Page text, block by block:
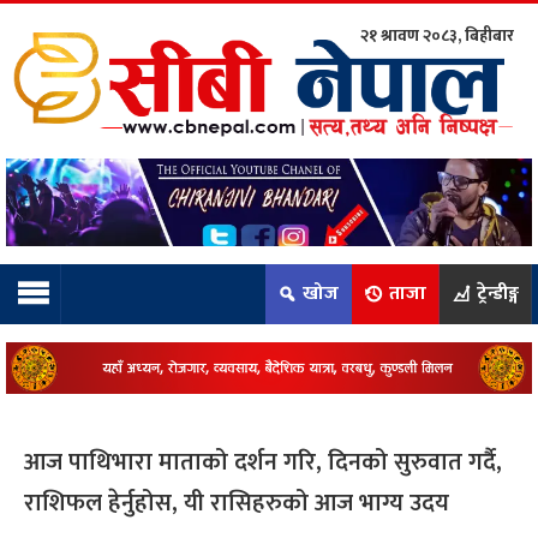
टिम:
२१ श्रावण २०८३, बिहीबार
खोज ताजा ट्रेन्डीङ्ग
आज पाथिभारा माताको दर्शन गरि, दिनको सुरुवात गर्दै,
राशिफल हेर्नुहोस, यी रासिहरुको आज भाग्य उदय